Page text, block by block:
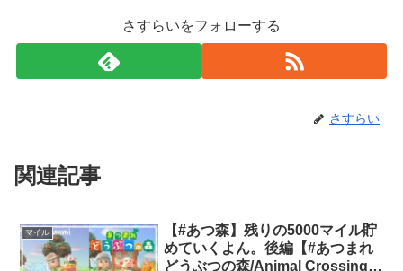
さすらいをフォローする
さすらい
関連記事
マイル
【#あつ森】残りの5000マイル貯
めていくよん。後編【#あつまれ
どうぶつの森/Animal Crossing】